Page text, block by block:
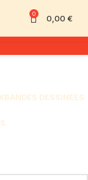
0 0,00 €
BANDES DESSINÉES